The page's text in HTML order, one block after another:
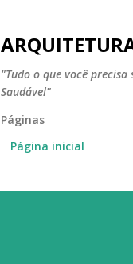
"Tudo o que você
Saudável"
Páginas
Página inicial